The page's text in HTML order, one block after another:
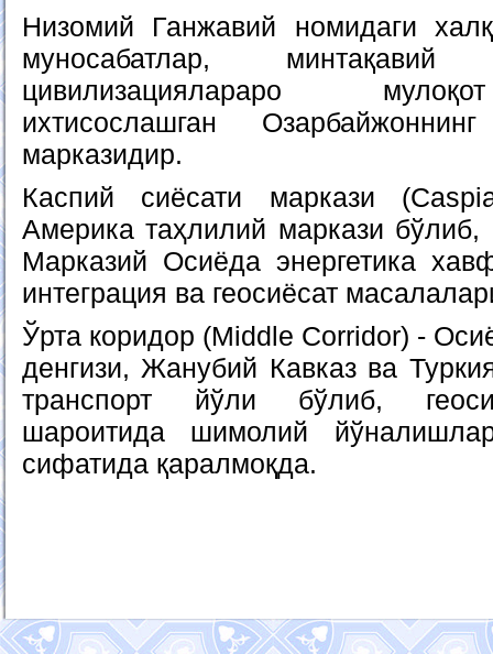
Низомий Ганжавий номидаги
муносабатлар,
цивилизациялараро
ихтисослашган
марказидир.
Каспий сиёсати маркази
Америка таҳлилий маркази бўлиб,
Марказий Осиёда энергетика
интеграция ва геосиёсат
Ўрта коридор (Middle Corridor) -
денгизи, Жанубий Кавказ ва
транспорт йўли бўлиб,
шароитида шимолий
сифатида қаралмоқда.